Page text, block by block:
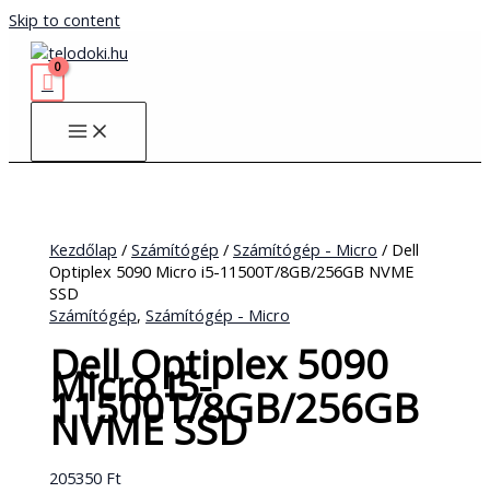
Skip to content
Kezdőlap /Számítógép /Számítógép - Micro / Dell
Optiplex 5090 Micro i5-11500T/8GB/256GB NVME
SSD
Számítógép,Számítógép - Micro
Dell Optiplex 5090
Micro i5-
11500T/8GB/256GB
NVME SSD
205350 Ft